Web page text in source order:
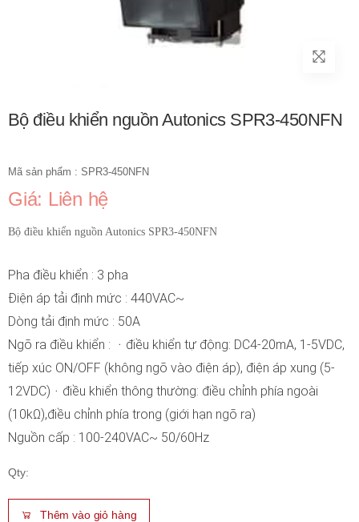
Bộ điều khiển nguồn Autonics SPR3-450NFN
Mã sản phẩm : SPR3-450NFN
Giá: Liên hệ
Bộ điều khiển nguồn Autonics SPR3-450NFN
Pha điều khiển : 3 pha
Điện áp tải định mức : 440VAC~
Dòng tải định mức : 50A
Ngõ ra điều khiển : ᆞđiều khiển tự động: DC4-20mA, 1-5VDC,
tiếp xúc ON/OFF (không ngõ vào điện áp), điện áp xung (5-
12VDC)ᆞđiều khiển thông thường: điều chỉnh phía ngoài
(10kΩ),điều chỉnh phía trong (giới hạn ngõ ra)
Nguồn cấp : 100-240VAC~ 50/60Hz
Qty:
Thêm vào giỏ hàng